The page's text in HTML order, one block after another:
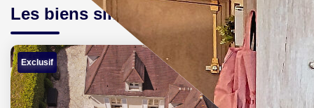
Les biens similaires
Exclusif